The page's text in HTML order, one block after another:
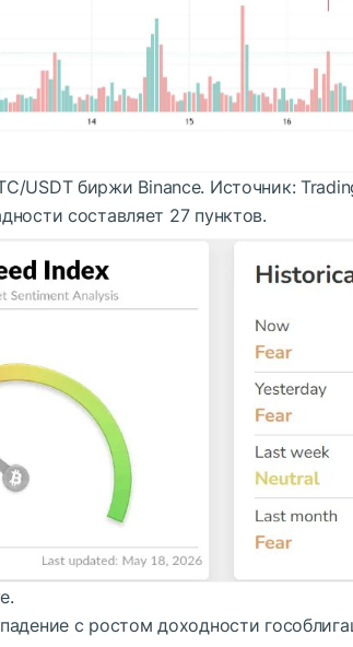
/USDT биржи Binance. Источник:
составляет 27 пунктов.
с ростом доходности